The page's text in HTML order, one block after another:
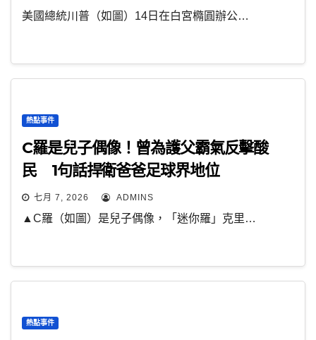
美國總統川普（如圖）14日在白宮橢圓辦公…
熱點事件
C羅是兒子偶像！曾為護父霸氣反擊酸
民 1句話捍衛爸爸足球界地位
七月 7, 2026 ADMINS
▲C羅（如圖）是兒子偶像，「迷你羅」克里…
熱點事件